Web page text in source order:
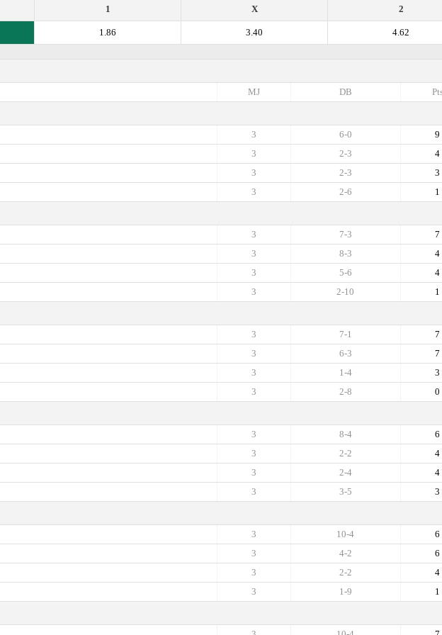
2
X
1
4.62
3.40
1.86
DB
MJ
9
6-0
3
4
2-3
3
3
2-3
3
1
2-6
3
7
7-3
3
4
8-3
3
4
5-6
3
1
2-10
3
7
7-1
3
7
6-3
3
3
1-4
3
0
2-8
3
6
8-4
3
4
2-2
3
4
2-4
3
3
3-5
3
6
10-4
3
6
4-2
3
4
2-2
3
1
1-9
3